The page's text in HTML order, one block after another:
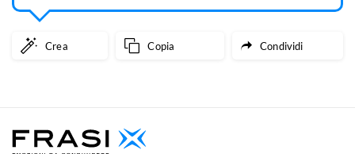
Crea Copia Condividi